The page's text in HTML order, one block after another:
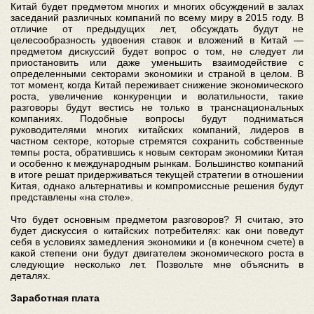
Китай будет предметом многих и многих обсуждений в залах
заседаний различных компаний по всему миру в 2015 году. В
отличие от предыдущих лет, обсуждать будут не
целесообразность удвоения ставок и вложений в Китай —
предметом дискуссий будет вопрос о том, не следует ли
приостановить или даже уменьшить взаимодействие с
определенными секторами экономики и страной в целом. В
тот момент, когда Китай переживает снижение экономического
роста, увеличение конкуренции и волатильности, такие
разговоры будут вестись не только в транснациональных
компаниях. Подобные вопросы будут подниматься
руководителями многих китайских компаний, лидеров в
частном секторе, которые стремятся сохранить собственные
темпы роста, обратившись к новым секторам экономики Китая
и особенно к международным рынкам. Большинство компаний
в итоге решат придерживаться текущей стратегии в отношении
Китая, однако альтернативы и компромиссные решения будут
представлены «на столе».
Что будет основным предметом разговоров? Я считаю, это
будет дискуссия о китайских потребителях: как они поведут
себя в условиях замедления экономики и (в конечном счете) в
какой степени они будут двигателем экономического роста в
следующие несколько лет. Позвольте мне объяснить в
деталях.
Заработная плата